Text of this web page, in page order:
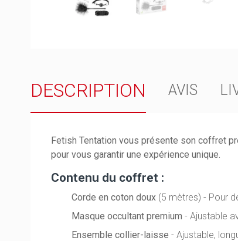
DESCRIPTION AVIS
Fetish Tentation vous présente son coffret
pour vous garantir une expérience unique.
Contenu du coffret :
Corde en coton doux (5 mètres) - Pour
Masque occultant premium - Ajustable
Ensemble collier-laisse - Ajustable,